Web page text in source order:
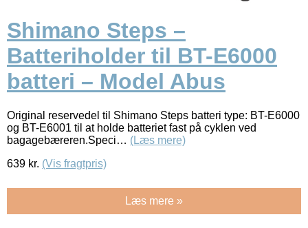
Shimano Steps –
Batteriholder til BT-E6000
batteri – Model Abus
Original reservedel til Shimano Steps batteri type: BT-E6000
og BT-E6001 til at holde batteriet fast på cyklen ved
bagagebæreren.Speci… (Læs mere)
639 kr. (Vis fragtpris)
Læs mere »